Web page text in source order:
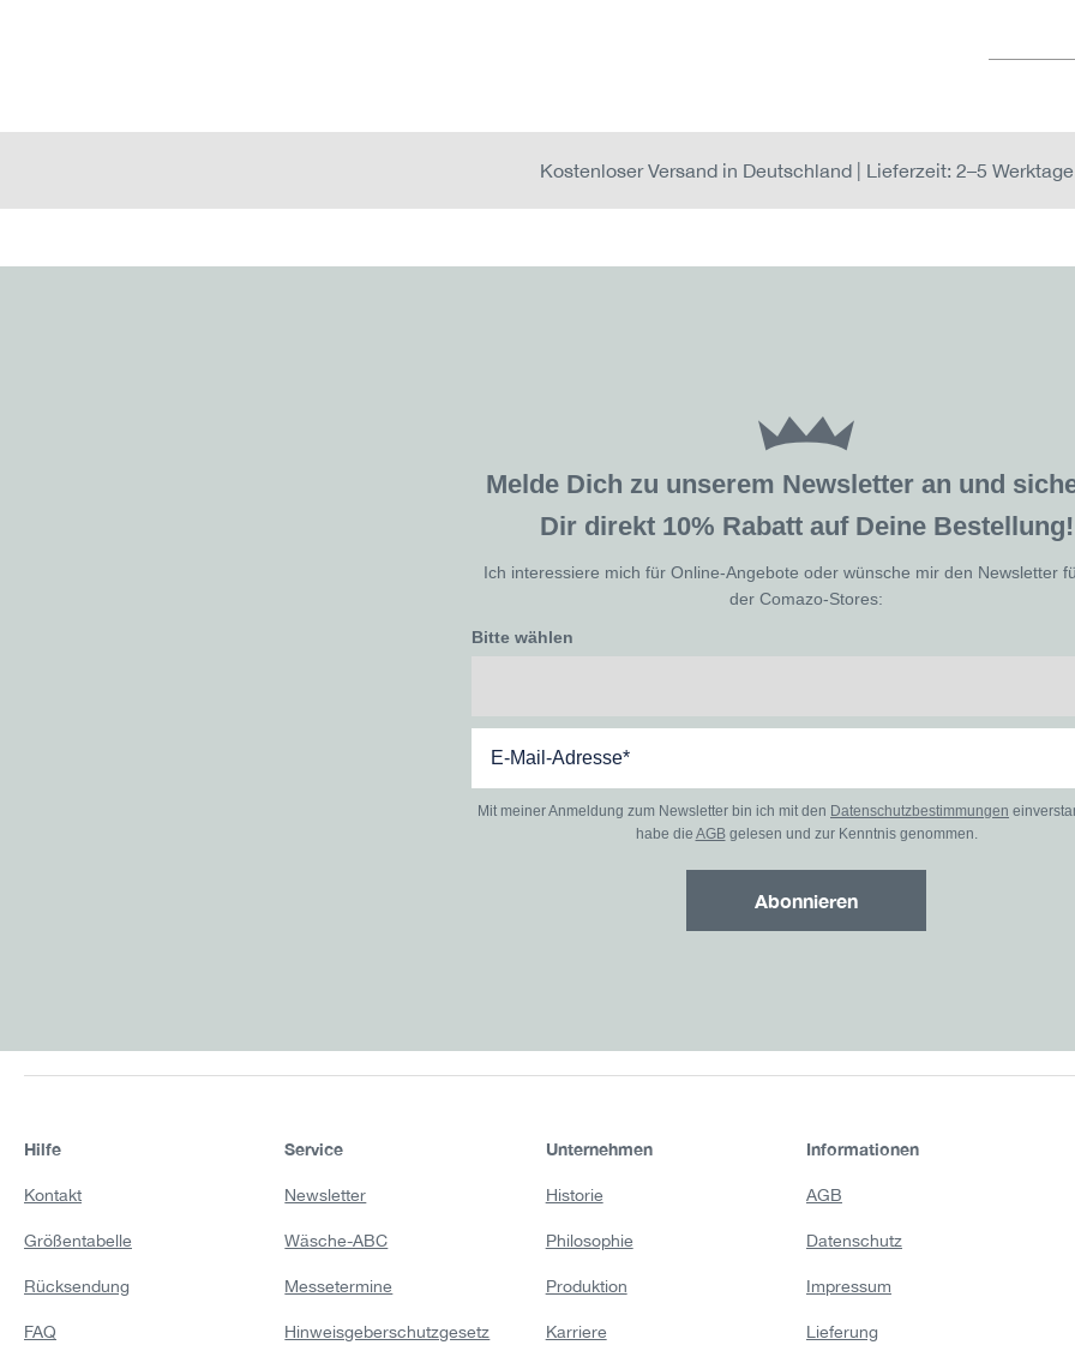
Kostenloser Versand in Deutschland | Lieferzeit: 2–5 Werktage
Melde Dich zu unserem Newsletter an und
Dir direkt 10% Rabatt auf Deine Bestellung!
Ich interessiere mich für Online-Angebote oder wünsche mir den Newsletter
der Comazo-Stores:
Bitte wählen
Mit meiner Anmeldung zum Newsletter bin ich mit den Datenschutzbestimmungen
habe die AGBgelesen und zur Kenntnis genommen.
Abonnieren
Hilfe
Kontakt
Größentabelle
Rücksendung
FAQ
Service
Newsletter
Wäsche-ABC
Messetermine
Hinweisgeberschutzgesetz
Unternehmen
Historie
Philosophie
Produktion
Karriere
Informationen
AGB
Datenschutz
Impressum
Lieferung